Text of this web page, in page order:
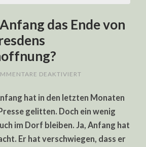
das Ende von
DEAKTIVIERT
ANFANG
ENDE
DYNAMO
DRESDENS
hat in den letzten Monaten
gelitten. Doch ein wenig
im Dorf bleiben. Ja, Anfang hat
Er hat verschwiegen, dass er